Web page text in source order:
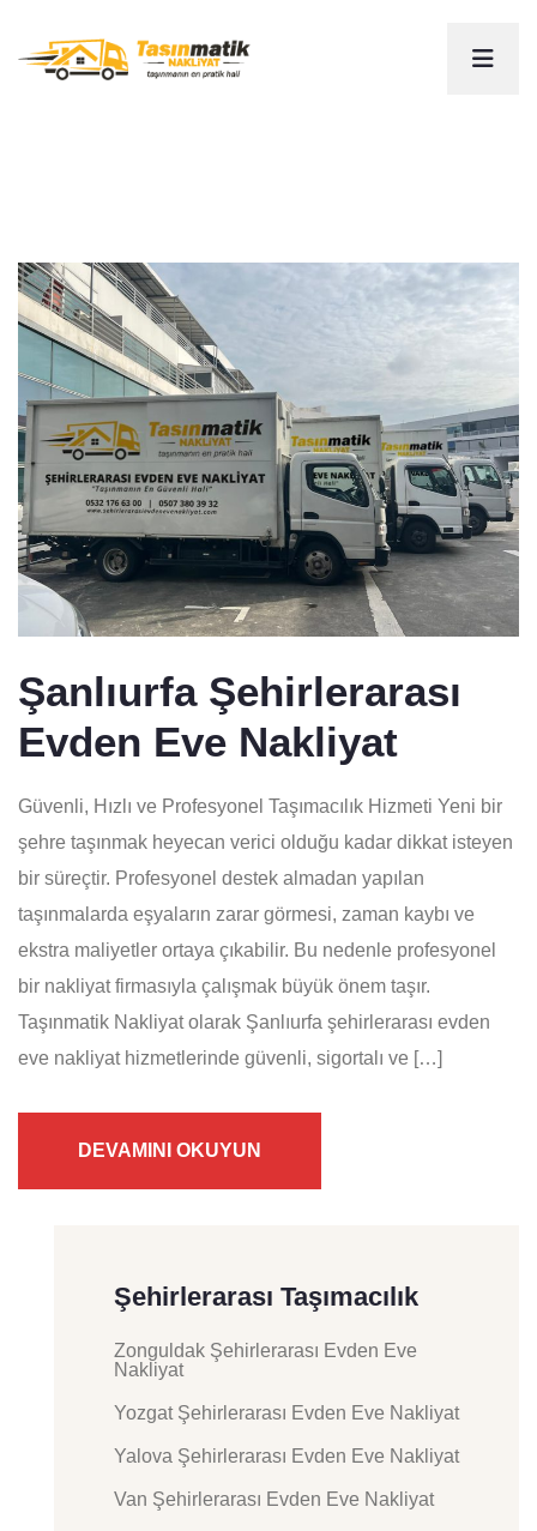
Şanlıurfa Şehirlerarası
Evden Eve Nakliyat
Güvenli, Hızlı ve Profesyonel Taşımacılık Hizmeti Yeni bir
şehre taşınmak heyecan verici olduğu kadar dikkat isteyen
bir süreçtir. Profesyonel destek almadan yapılan
taşınmalarda eşyaların zarar görmesi, zaman kaybı ve
ekstra maliyetler ortaya çıkabilir. Bu nedenle profesyonel
bir nakliyat firmasıyla çalışmak büyük önem taşır.
Taşınmatik Nakliyat olarak Şanlıurfa şehirlerarası evden
eve nakliyat hizmetlerinde güvenli, sigortalı ve […]
DEVAMINI OKUYUN
Şehirlerarası Taşımacılık
Zonguldak Şehirlerarası Evden Eve
Nakliyat
Yozgat Şehirlerarası Evden Eve Nakliyat
Yalova Şehirlerarası Evden Eve Nakliyat
Van Şehirlerarası Evden Eve Nakliyat